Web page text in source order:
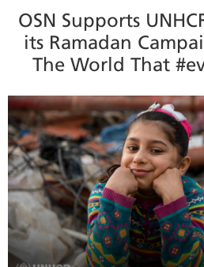
OSN Supports
its Ramadan
The World That